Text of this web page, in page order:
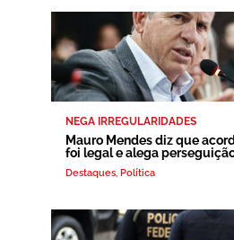
NEGA IRREGULARIDADES
Mauro Mendes diz que
foi legal e alega
Destaques, Política